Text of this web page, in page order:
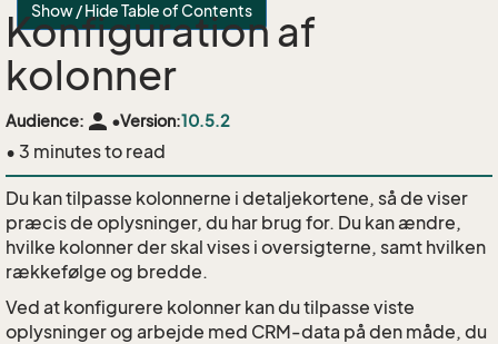
Show / Hide Table of Contents
Konfiguration af
kolonner
Audience: person •Version:10.5.2
• 3 minutes to read
Du kan tilpasse kolonnerne i detaljekortene, så de viser
præcis de oplysninger, du har brug for. Du kan ændre,
hvilke kolonner der skal vises i oversigterne, samt hvilken
rækkefølge og bredde.
Ved at konfigurere kolonner kan du tilpasse viste
oplysninger og arbejde med CRM-data på den måde, du